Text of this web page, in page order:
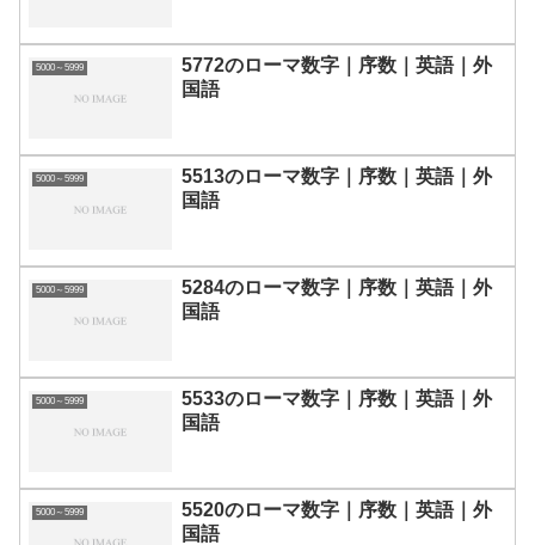
5000～5999
5772のローマ数字｜序数｜英語｜外
国語
5000～5999
5513のローマ数字｜序数｜英語｜外
国語
5000～5999
5284のローマ数字｜序数｜英語｜外
国語
5000～5999
5533のローマ数字｜序数｜英語｜外
国語
5000～5999
5520のローマ数字｜序数｜英語｜外
国語